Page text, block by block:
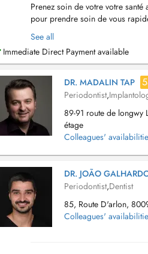
Prenez soin de votre votre
pour prendre soin de vous
des heures voire même des
See all
Immediate Direct Payment available
DR. MADALIN TAP
Periodontist,
89-91 route de longwy
étage
Colleagues'
DR. JOÃO
Periodontist,Dentist
85, Route D'arlon,
Colleagues'